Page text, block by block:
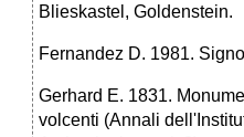
Blieskastel, Goldenstein.
Fernandez D. 1981.
Gerhard E. 1831.
volcenti (Annali